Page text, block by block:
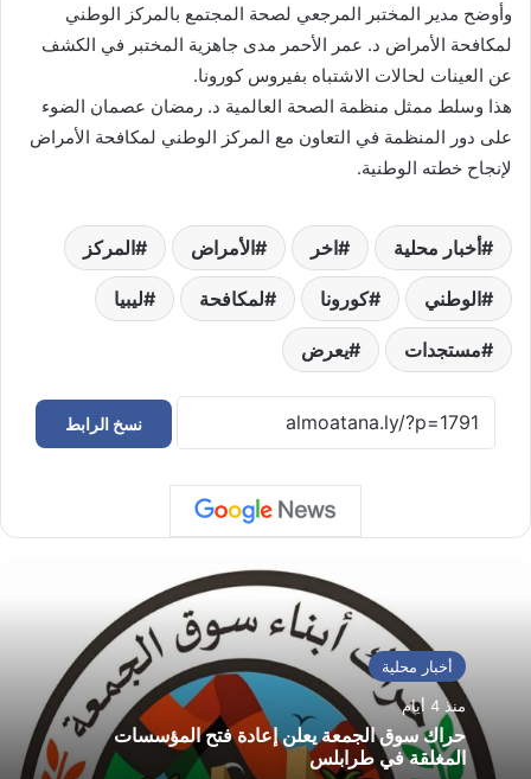
وأوضح مدير المختبر المرجعي لصحة المجتمع بالمركز الوطني
لمكافحة الأمراض د. عمر الأحمر مدى جاهزية المختبر في الكشف
عن العينات لحالات الاشتباه بفيروس كورونا.
هذا وسلط ممثل منظمة الصحة العالمية د. رمضان عصمان الضوء
على دور المنظمة في التعاون مع المركز الوطني لمكافحة الأمراض
لإنجاح خطته الوطنية.
أخبار محلية اخر الأمراض المركز
الوطني كورونا لمكافحة ليبيا
مستجدات يعرض
نسخ الرابط
أخبار محلية
منذ 4 أيام
حراك سوق الجمعة يعلن إعادة فتح المؤسسات
المغلقة في طرابلس